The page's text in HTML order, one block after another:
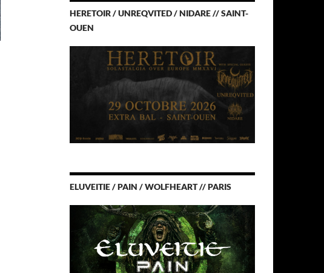
HERETOIR / UNREQVITED / NIDARE // SAINT-
OUEN
ELUVEITIE / PAIN / WOLFHEART // PARIS